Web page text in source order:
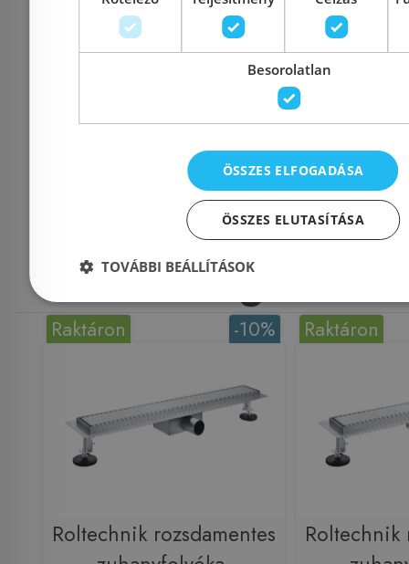
Cikkszám: DP-400-DS1
49 504 Ft 54 700 Ft
Mások
megnézték
-10%
Raktáron
Roltechnik rozsdamentes
Raktáron
Roltechnik
Besorolatlan
ÖSSZES ELFOGADÁSA
ÖSSZES ELUTASÍTÁSA
TOVÁBBI BEÁLLÍTÁSOK